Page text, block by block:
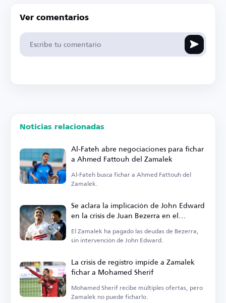
Ver comentarios
Noticias relacionadas
Al-Fateh abre negociaciones para fichar
a Ahmed Fattouh del Zamalek
Al-Fateh busca fichar a Ahmed Fattouh del
Zamalek.
Se aclara la implicación de John Edward
en la crisis de Juan Bezerra en el
Zamalek
El Zamalek ha pagado las deudas de Bezerra,
sin intervención de John Edward.
La crisis de registro impide a Zamalek
fichar a Mohamed Sherif
Mohamed Sherif recibe múltiples ofertas, pero
Zamalek no puede ficharlo.